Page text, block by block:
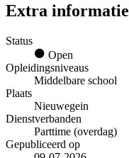
Extra informatie
Status
Open
Opleidingsniveaus
Middelbare school
Plaats
Nieuwegein
Dienstverbanden
Parttime (overdag)
Gepubliceerd op